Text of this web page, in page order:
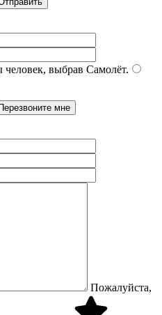
выбрав Самолёт.
Пожалуйста,